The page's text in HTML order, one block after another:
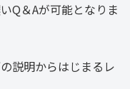
Q＆Aが可能となりま
説明からはじまるレ